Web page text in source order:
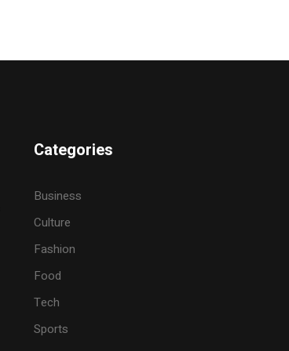
Categories
Business
Culture
Fashion
Food
Tech
Sports